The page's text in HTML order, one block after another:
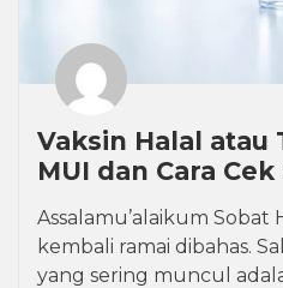
Vaksin Halal atau
MUI dan Cara
Assalamu’alaikum Sobat
kembali ramai dibahas.
yang sering muncul